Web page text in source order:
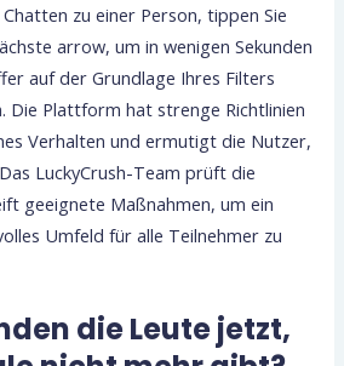
zu einer Person, tippen Sie
arrow, um in wenigen Sekunden
auf der Grundlage Ihres Filters
Die Plattform hat strenge Richtlinien
Verhalten und ermutigt die Nutzer,
LuckyCrush-Team prüft die
geeignete Maßnahmen, um ein
Umfeld für alle Teilnehmer zu
die Leute jetzt,